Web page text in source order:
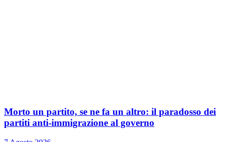
Morto un partito, se ne fa un altro: il paradosso dei
partiti anti-immigrazione al governo